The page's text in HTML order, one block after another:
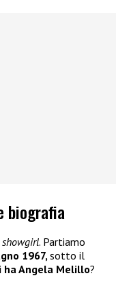
biografia
showgirl. Partiamo
1967,sotto il
ha Angela Melillo?